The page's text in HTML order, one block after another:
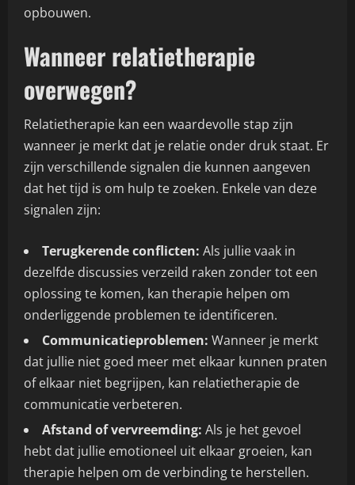
opbouwen.
Wanneer relatietherapie
overwegen?
Relatietherapie kan een waardevolle stap zijn
wanneer je merkt dat je relatie onder druk staat. Er
zijn verschillende signalen die kunnen aangeven
dat het tijd is om hulp te zoeken. Enkele van deze
signalen zijn:
Terugkerende conflicten: Als jullie vaak in
dezelfde discussies verzeild raken zonder tot een
oplossing te komen, kan therapie helpen om
onderliggende problemen te identificeren.
Communicatieproblemen: Wanneer je merkt
dat jullie niet goed meer met elkaar kunnen praten
of elkaar niet begrijpen, kan relatietherapie de
communicatie verbeteren.
Afstand of vervreemding: Als je het gevoel
hebt dat jullie emotioneel uit elkaar groeien, kan
therapie helpen om de verbinding te herstellen.